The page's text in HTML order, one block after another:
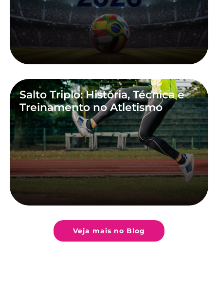
Salto Triplo: História, Técnica e
Treinamento no Atletismo
Veja mais no Blog